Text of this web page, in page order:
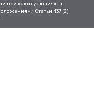
при каких условиях не
Статьи 437 (2)